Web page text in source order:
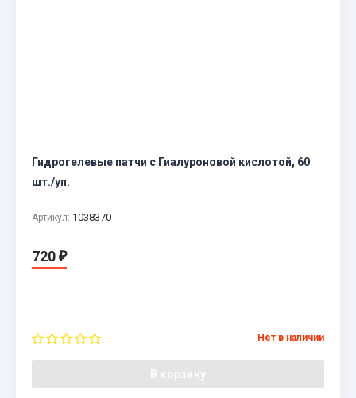
Гидрогелевые патчи с Гиалуроновой кислотой, 60
шт./уп.
Артикул: 1038370
720 ₽
Нет в наличии
В корзину